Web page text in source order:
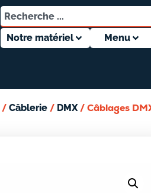
Notre matériel Menu
/ Câblerie / DMX/ Câblages